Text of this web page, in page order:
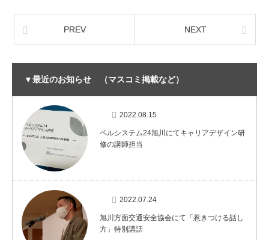
PREV NEXT
▼最近のお知らせ （マスコミ掲載など）
2022.08.15
ベルシステム24旭川にてキャリアデザイン研
修の講師担当
2022.07.24
旭川方面交通安全協会にて「惹きつける話し
方」特別講話